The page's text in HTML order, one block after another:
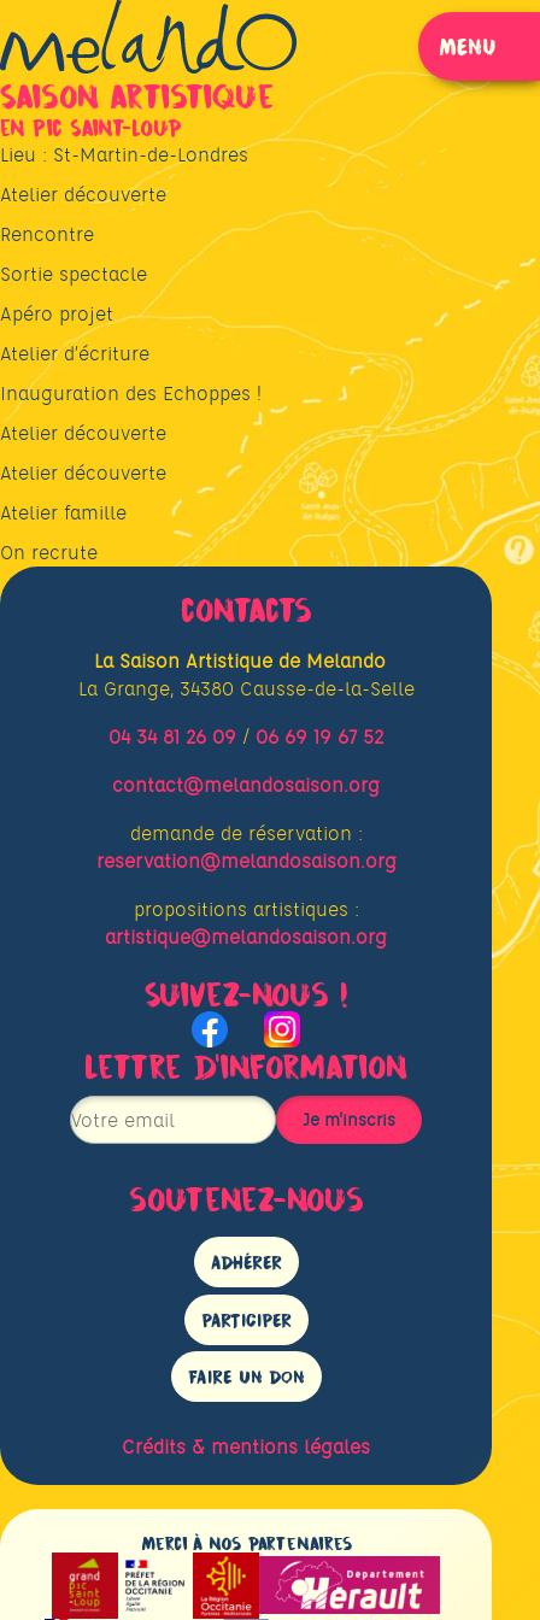
Saison artistique
en Pic Saint-Loup
MENU
FERMER
Lieu : St-Martin-de-Londres
Atelier découverte
Rencontre
Sortie spectacle
Apéro projet
Atelier d’écriture
Inauguration des Echoppes !
Atelier découverte
Atelier découverte
Atelier famille
On recrute
contacts
La Saison Artistique de Melando
La Grange, 34380 Causse-de-la-Selle
04 34 81 26 09 / 06 69 19 67 52
contact@melandosaison.org
demande de réservation :
reservation@melandosaison.org
propositions artistiques :
artistique@melandosaison.org
Suivez-nous !
Lettre d’information
soutenez-nous
ADHÉRER
PARTICIPER
FAIRE UN DON
Crédits & mentions légales
Merci à nos partenaires